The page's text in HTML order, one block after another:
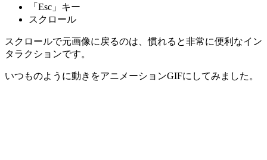
「Esc」キー
スクロール
スクロールで元画像に戻るのは、慣れると非常に便利なイン
タラクションです。
いつものように動きをアニメーションGIFにしてみました。